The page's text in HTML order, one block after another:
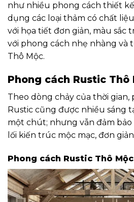
như nhiều phong cách thiết
dụng các loại thảm có chất
với họa tiết đơn giản, màu sắc
với phong cách nhẹ nhàng và
Thô Mộc.
Phong cách Rustic Thô
Theo dòng chảy của thời
Rustic cũng được nhiều sáng
một chút; nhưng vẫn đảm
lối kiến trúc mộc mạc, đơn giản
Phong cách Rustic Thô